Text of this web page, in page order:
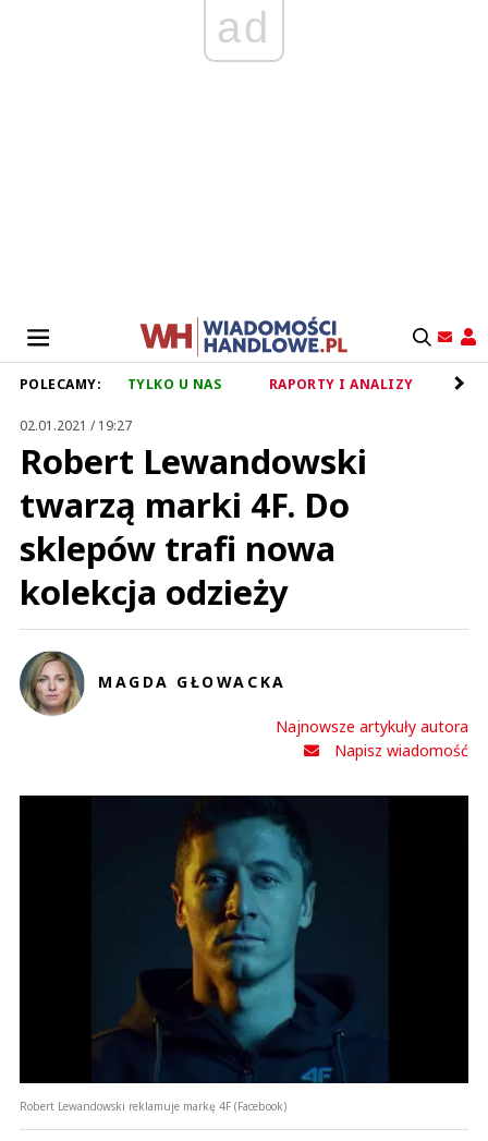
ad
POLECAMY: TYLKO U NAS RAPORTY I ANALIZY
02.01.2021 / 19:27
Robert Lewandowski
twarzą marki 4F. Do
sklepów trafi nowa
kolekcja odzieży
MAGDA GŁOWACKA
Najnowsze artykuły autora
Napisz wiadomość
Robert Lewandowski reklamuje markę 4F (Facebook)